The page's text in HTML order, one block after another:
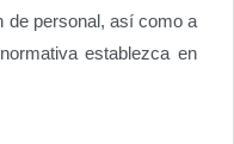
de personal, así como a
establezca en